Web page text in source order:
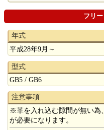
フリ
年式
平成28年9月～
型式
GB5 / GB6
注意事項
※革を入れ込む隙間が無い為
が必要になります。